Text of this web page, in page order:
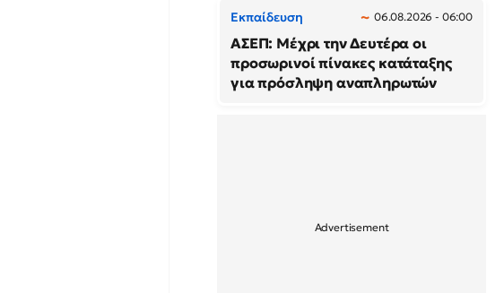
Εκπαίδευση 06.08.2026 - 06:00
ΑΣΕΠ: Μέχρι την Δευτέρα οι
προσωρινοί πίνακες κατάταξης
για πρόσληψη αναπληρωτών